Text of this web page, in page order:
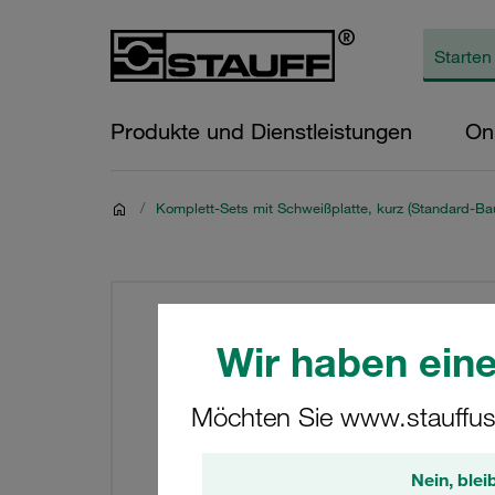
Wir haben
Möchten Sie
Nein,
Produkte und Dienstleistungen
/ Komplett-Sets mit Schweißplatte, kurz (Standard-